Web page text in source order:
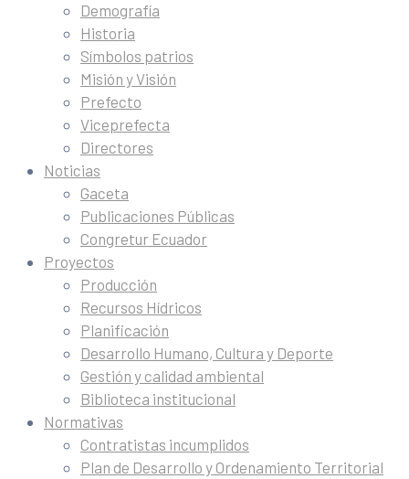
Demografía
Historia
Símbolos patrios
Misión y Visión
Prefecto
Viceprefecta
Directores
Noticias
Gaceta
Publicaciones Públicas
Congretur Ecuador
Proyectos
Producción
Recursos Hídricos
Planificación
Desarrollo Humano, Cultura y Deporte
Gestión y calidad ambiental
Biblioteca institucional
Normativas
Contratistas incumplidos
Plan de Desarrollo y Ordenamiento Territorial